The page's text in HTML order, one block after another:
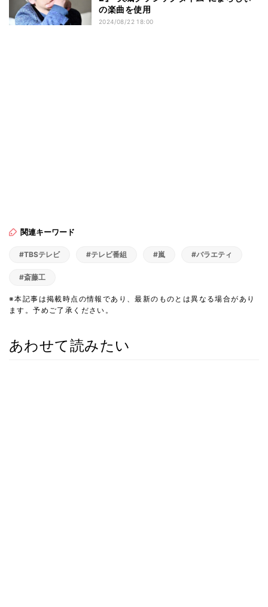
の楽曲を使用
2024/08/22 18:00
関連キーワード
#TBSテレビ #テレビ番組 #嵐 #バラエティ
#斎藤工
※本記事は掲載時点の情報であり、最新のものとは異なる場合があり
ます。予めご了承ください。
あわせて読みたい